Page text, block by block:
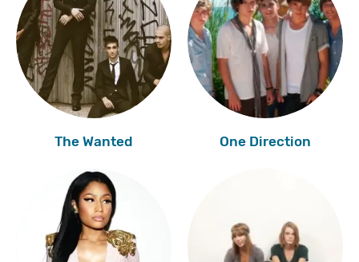
The Wanted One Direction